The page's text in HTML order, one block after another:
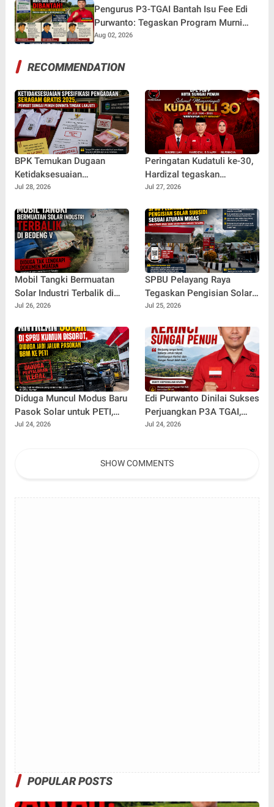
Pembinaan
Pengurus P3-TGAI Bantah Isu Fee Edi
Purwanto: Tegaskan Program Murni
untuk Kepentingan Petani
Aug 02, 2026
RECOMMENDATION
BPK Temukan Dugaan
Ketidaksesuaian
Spesifikasi Pengadaan
Pemkot Sungai Penuh
Diminta Tindak Lanjuti
Jul 28, 2026
Peringatan Kudatuli ke-30,
Hardizal tegaskan
Semangat Perjuangan
Padam
Jul 27, 2026
Mobil Tangki Bermuatan
Solar Industri Terbalik di
Bedeng V Diduga Tak
Jul 26, 2026
SPBU Pelayang Raya
Tegaskan Pengisian Solar
Subsidi Kendaraan Truck
Pertamina
Jul 25, 2026
Diduga Muncul Modus Baru
Pasok Solar untuk PETI,
Antrean Kendaraan di SPBU
Jul 24, 2026
Edi Purwanto Dinilai Sukses
Perjuangkan P3A TGAI,
Kerinci dan Sungai Penuh
Jul 24, 2026
SHOW COMMENTS
POPULAR POSTS